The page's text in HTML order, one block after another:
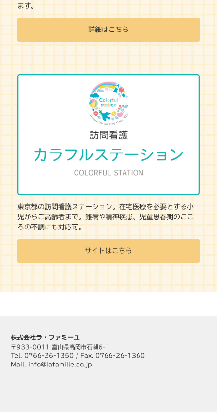
ます。
詳細はこちら
東京都の訪問看護ステーション。在宅医療を必要とする小
児からご高齢者まで。難病や精神疾患、児童思春期のここ
ろの不調にも対応可。
サイトはこちら
株式会社ラ・ファミーユ
〒933-0011 富山県高岡市石瀬6-1
Tel. 0766-26-1350 / Fax. 0766-26-1360
Mail. info@lafamille.co.jp